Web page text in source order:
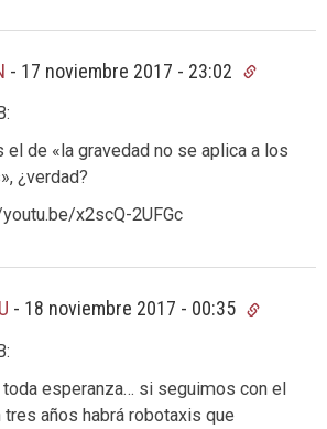
- 17 noviembre 2017 - 23:02
el de «la gravedad no se aplica a los
¿verdad?
x2scQ-2UFGc
- 18 noviembre 2017 - 00:35
esperanza… si seguimos con el
tres años habrá robotaxis que